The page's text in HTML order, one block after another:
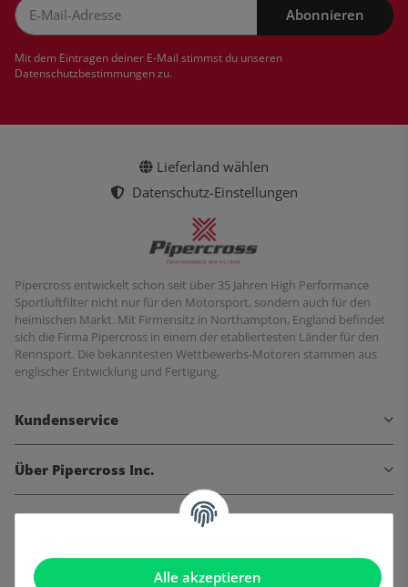
Alle akzeptieren
Abonnieren
Mit dem Eintragen deiner E-Mail stimmst du unseren
Datenschutzbestimmungenzu.
Lieferland wählen
Datenschutz-Einstellungen
Pipercross entwickelt schon seit über 35 Jahren High Performance
Sportluftfilter nicht nur für den Motorsport, sondern auch für den
heimischen Markt. Mit Firmensitz in Northampton, England befindet
sich die Firma Pipercross in einem der etabliertesten Länder für den
Rennsport. Die bekanntesten Wettbewerbs-Motoren stammen aus
englischer Entwicklung und Fertigung.
Kundenservice
Über Pipercross Inc.
Informationen
Gesetzliche Informationen